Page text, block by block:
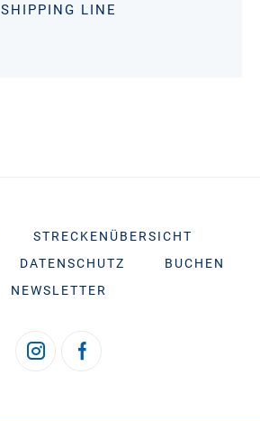
SHIPPING LINE
STRECKENÜBERSICHT
DATENSCHUTZ
BUCHEN
NEWSLETTER